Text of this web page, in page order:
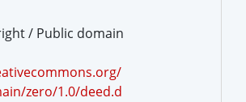
/ Public domain
zero/1.0/deed.d